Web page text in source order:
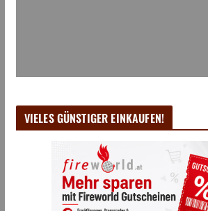
VIELES GÜNSTIGER EINKAUFEN!